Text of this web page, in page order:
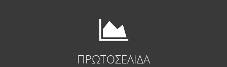
ΠΡΩΤΟΣΕΛΙΔΑ